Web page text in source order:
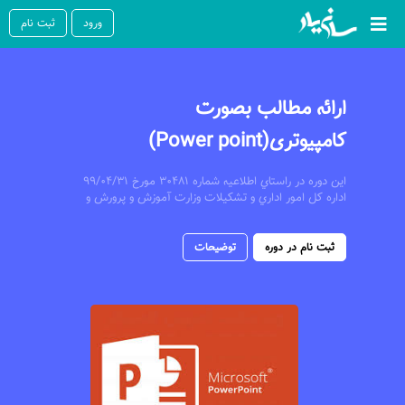
ورود ثبت نام
ارائه مطالب بصورت
کامپیوتری(Power point)
اين دوره در راستاي اطلاعيه شماره 30481 مورخ 99/04/31
اداره کل امور اداري و تشکيلات وزارت آموزش و پرورش و
جديدالاستخدام، دانشجو معلمين، نيروهاي حق
التدريس، قراردادي و پذيرفته شدگان آزمون استخدامي مي
و از تاريخ فوق بعنوان دوره ضمن خدمت محسوب نمي
گردد و مسئوليت ارائه گواهينامه صادره از سوي اين
موسسه به کارگزيني صرفا برعهده فراگيران محترم مي
باشد و موسسه دراين خصوص هيچگونه مسئوليتي ندارد.
ثبت نام در دوره توضیحات